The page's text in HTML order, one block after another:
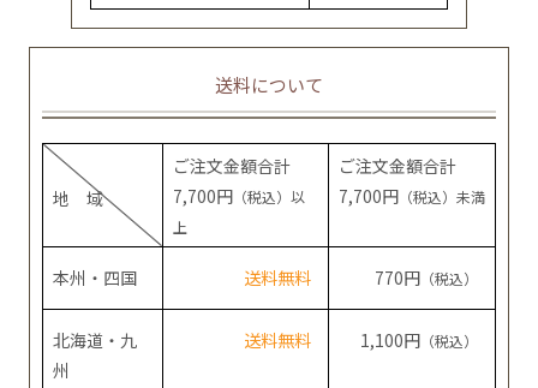
送料について
地 域
ご注文金額合計
7,700円 （税込）以
上
ご注文金額合計
7,700円 （税込）未満
本州・四国 送料無料 770円 （税込）
北海道・九
州
送料無料 1,100円 （税込）